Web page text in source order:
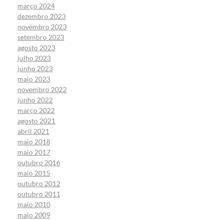
março 2024
dezembro 2023
novembro 2023
setembro 2023
agosto 2023
julho 2023
junho 2023
maio 2023
novembro 2022
junho 2022
março 2022
agosto 2021
abril 2021
maio 2018
maio 2017
outubro 2016
maio 2015
outubro 2012
outubro 2011
maio 2010
maio 2009